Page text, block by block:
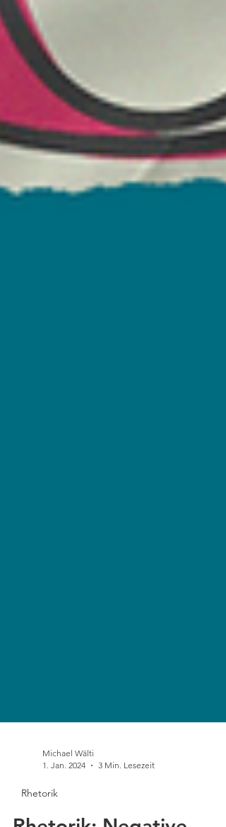
Michael Wälti